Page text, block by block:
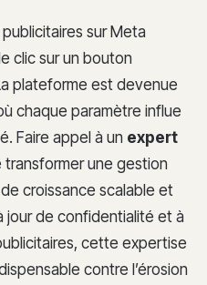
sur Meta
clic sur un bouton
plateforme est devenue
chaque paramètre influe
Faire appel à un expert
une gestion
croissance scalable et
jour de confidentialité et à
cette expertise
contre l’érosion